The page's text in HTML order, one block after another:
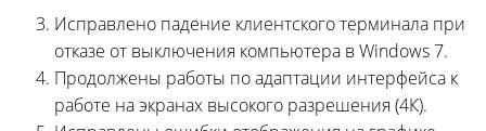
Исправлено падение клиентского терминала при
отказе от выключения компьютера в Windows 7.
Продолжены работы по адаптации интерфейса к
работе на экранах высокого разрешения (4К).